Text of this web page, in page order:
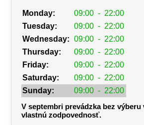
Monday: 09:00 - 22:00
Tuesday:
09:00 - 22:00
Wednesday: 09:00 - 22:00
Thursday:
09:00 - 22:00
Friday:
09:00 - 22:00
Saturday:
09:00 - 22:00
Sunday:
09:00 - 22:00
V septembri prevádzka bez výberu
vlastnú zodpovednosť.